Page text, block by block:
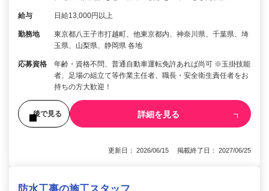
給与 日給13,000円以上
勤務地
東京都八王子市打越町、他東京都内、神奈川県、千葉県、埼
玉県、山梨県、静岡県 各地
応募資格
年齢・資格不問、普通自動車運転免許あれば尚可 ※玉掛技能
者、足場の組立て等作業主任者、職長・安全衛生責任者をお
持ちの方大歓迎！
後で見る 詳細を見る
更新日： 2026/06/15 掲載終了日： 2027/06/25